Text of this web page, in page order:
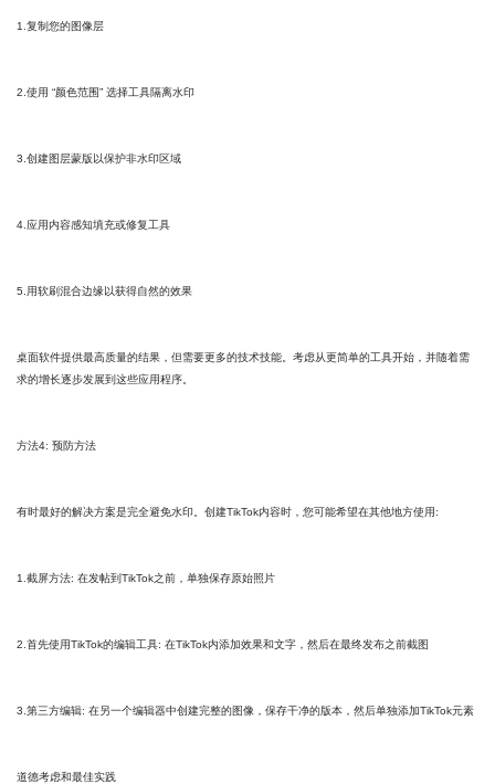
1.复制您的图像层
2.使用 “颜色范围” 选择工具隔离水印
3.创建图层蒙版以保护非水印区域
4.应用内容感知填充或修复工具
5.用软刷混合边缘以获得自然的效果
桌面软件提供最高质量的结果，但需要更多的技术技能。考虑从更简单的工具开始，并随着需
求的增长逐步发展到这些应用程序。
方法4: 预防方法
有时最好的解决方案是完全避免水印。创建TikTok内容时，您可能希望在其他地方使用:
1.截屏方法: 在发帖到TikTok之前，单独保存原始照片
2.首先使用TikTok的编辑工具: 在TikTok内添加效果和文字，然后在最终发布之前截图
3.第三方编辑: 在另一个编辑器中创建完整的图像，保存干净的版本，然后单独添加TikTok元素
道德考虑和最佳实践